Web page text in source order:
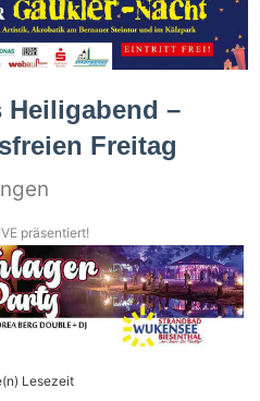
Heiligabend –
Freitag
präsentiert!
Lesezeit